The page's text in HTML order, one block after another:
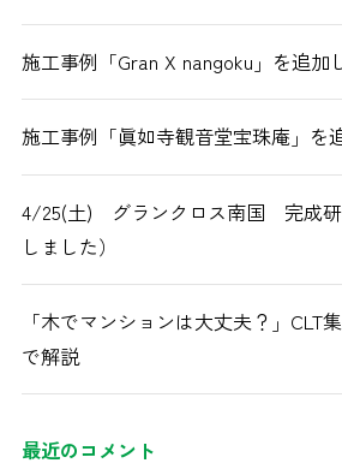
施工事例「Gran X nangoku」を追加
施工事例「眞如寺観音堂宝珠庵」を
4/25(土) グランクロス南国 完成研
しました）
「木でマンションは大丈夫？」CLT
で解説
最近のコメント